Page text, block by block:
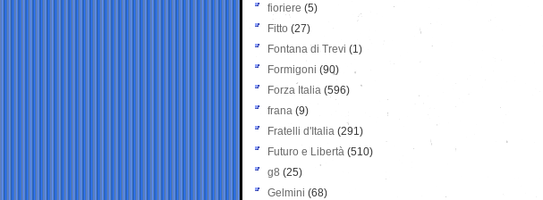
fioriere (5)
Fitto (27)
Fontana di Trevi (1)
Formigoni (90)
Forza Italia (596)
frana (9)
Fratelli d'Italia (291)
Futuro e Libertà (510)
g8 (25)
Gelmini (68)